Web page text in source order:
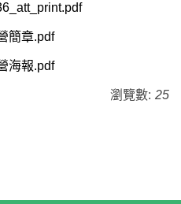
簡章.pdf
海報.pdf
瀏覽數: 25